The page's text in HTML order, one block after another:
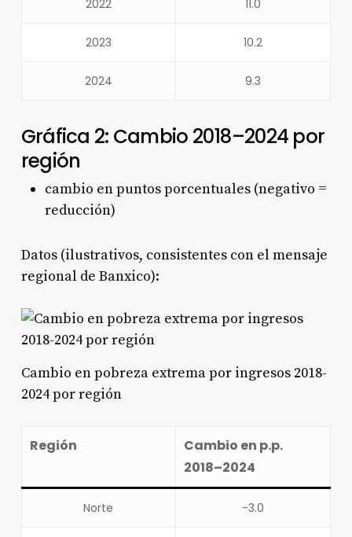
2022 11.0
2023 10.2
2024 9.3
Gráfica 2: Cambio 2018–2024 por
región
cambio en puntos porcentuales (negativo =
reducción)
Datos (ilustrativos, consistentes con el mensaje
regional de Banxico):
Cambio en pobreza extrema por ingresos 2018-
2024 por región
Región
Cambio en p.p.
2018–2024
Norte -3.0